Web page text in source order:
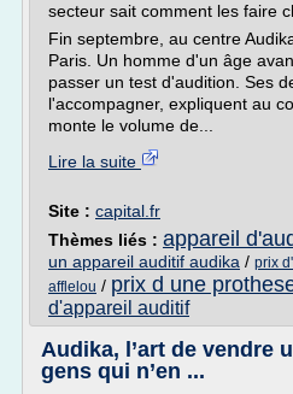
secteur sait comment les faire
Fin septembre, au centre
Paris. Un homme d'un âge
passer un test d'audition. Ses
l'accompagner, expliquent au
monte le volume de...
Lire la suite
Site : capital.fr
Thèmes liés : appareil
un appareil auditif audika / prix
afflelou / prix d une
d'appareil auditif
Audika, l’art de vendre
gens qui n’en ...